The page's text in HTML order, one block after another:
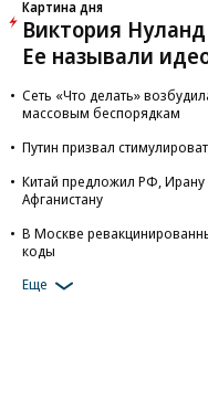
Картина дня
Виктория
Ее называли
Сеть «Что делать»
массовым беспорядкам
Путин призвал
Китай предложил РФ, Ирану
Афганистану
В Москве
коды
Еще